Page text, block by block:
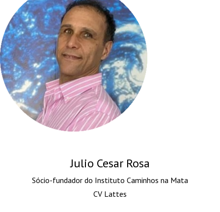
Julio Cesar Rosa
Sócio-fundador do Instituto Caminhos na Mata
CV Lattes